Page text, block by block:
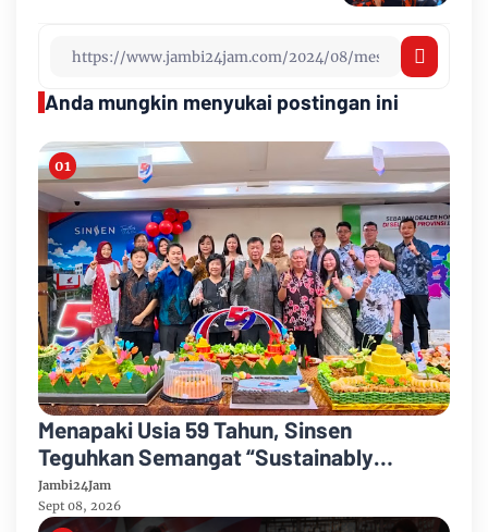
Anda mungkin menyukai postingan ini
Menapaki Usia 59 Tahun, Sinsen
Teguhkan Semangat “Sustainably
Growing”
Jambi24Jam
Sept 08, 2026